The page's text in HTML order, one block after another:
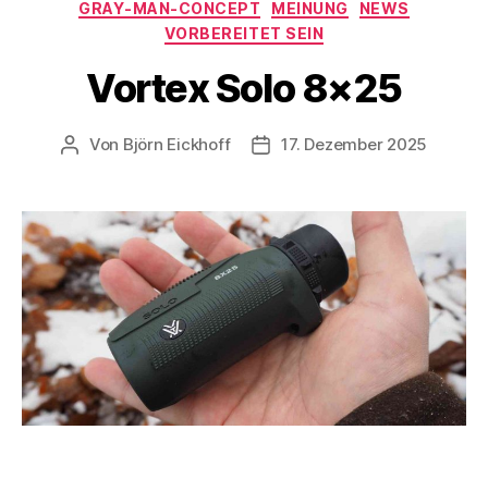
GRAY-MAN-CONCEPT
MEINUNG
NEWS
VORBEREITET SEIN
Vortex Solo 8×25
Beitragsautor
Von Björn Eickhoff Veröffentlichungsdatum
17. Dezember 2025